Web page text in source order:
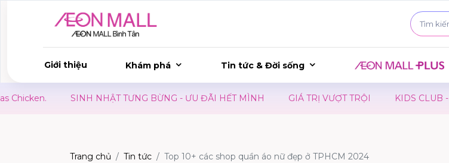
Giới thiệu Khám phá Tin tức & Đời sống
TƯNG BỪNG - ƯU ĐÃI HẾT MÌNH GIÁ TRỊ VƯỢT TRỘI KIDS CLUB - NGÀY HỘI CỦA BÉ
Trang chủ Tin tức Top 10+ các shop quần áo nữ đẹp ở TPHCM 2024